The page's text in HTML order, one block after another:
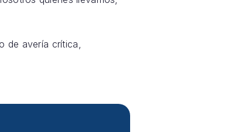
de avería crítica,